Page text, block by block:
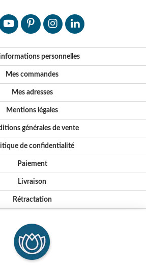
personnelles
Mes commandes
Mes adresses
Mentions légales
générales de vente
de confidentialité
Paiement
Livraison
Rétractation
valeurs et engagements
Conseils